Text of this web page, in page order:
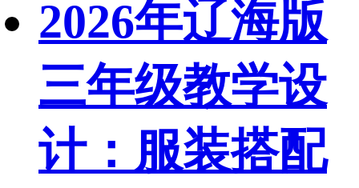
2026年辽海版
三年级教学设
计：服装搭配